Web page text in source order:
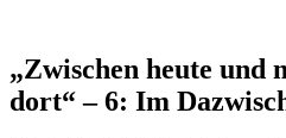
„Zwischen heute und
dort“ – 6: Im